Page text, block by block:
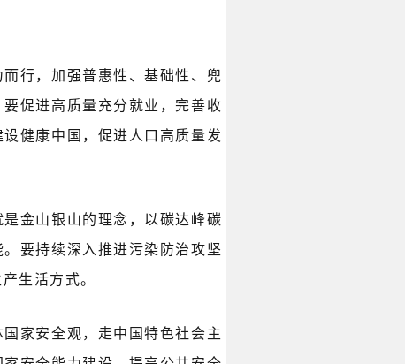
行，加强普惠性、基础性、兜
促进高质量充分就业，完善收
健康中国，促进人口高质量发
金山银山的理念，以碳达峰碳
要持续深入推进污染防治攻坚
生活方式。
家安全观，走中国特色社会主